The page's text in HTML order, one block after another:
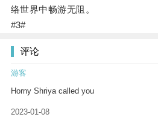
络世界中畅游无阻。
#3#
评论
游客
Horny Shriya called you
2023-01-08